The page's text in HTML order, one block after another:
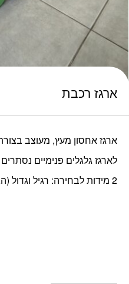
ארגז רכבת
ארגז אחסון מעץ, מעוצב
לארגז גלגלים פנימיים נסתרים
2 מידות לבחירה: רגיל וגדול (הגדול בתוספת תשלום)
כמות ארגז רכבת